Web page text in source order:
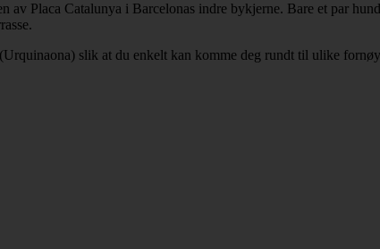
av Placa Catalunya i Barcelonas indre bykjerne. Bare et par
slik at du enkelt kan komme deg rundt til ulike